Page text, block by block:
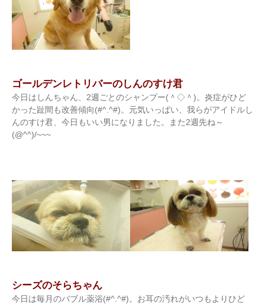
ゴールデンレトリバーのしんのすけ君
今日はしんちゃん、2週ごとのシャンプー(＾◇＾)。炎症がひど
かった趾間も改善傾向(#^.^#)。元気いっぱい、我らがアイドルし
んのすけ君、今日もいい男になりました。また2週先ね～
(@^^)/~~~
シーズのそらちゃん
今日は毎月のバブル薬浴(#^.^#)。お耳の汚れがいつもよりひど